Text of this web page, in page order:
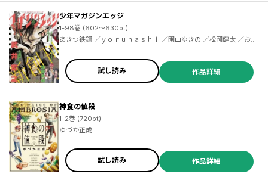
小野大輔 ／近藤孝行 ／松葉サトル ／Ｓｏｕｎｄ Ｈｏｒｉｚｏｎ ／ゆづか正成 ／ＯＮＥ ／ｂｏｓｅ ／山田ヒツジ ／武本糸会 ／冬葉つがる ／友麻碧 ／泉乃せん ／Ｌａｒｕｈａ ／柚子れもん ／かじか航 ／春の日びより ／緒崎カホ ／山いも三太郎 ／やしろ学 ／ＡＴＬＵＳ ／梶島正樹 ／仲里はるな ／日下一郎 ／小雨大豆 ／武井１０日 ／凪庵 ／ＣＵＴＥＧ ／青柳碧人 ／モトエ恵介 ／吉富昭仁 ／上橋菜穂子 ／杉井光 ／ＹＵＩ ／ぽんかん８ ／尾玉なみえ ／ジコウリュウ ／福田泰宏 ／SNK ／明地雫 ／田中ほさな ／関根光太郎
少年マガジンエッジ
1-98巻 (602～630pt)
あきつ鉄鋼 ／ｙｏｒｕｈａｓｈｉ ／園山ゆきの ／松岡健太 ／おしおしお ／EVIL LINE RECORDS ／ｃａｌａｍａｒｉｕｍ ／百瀬祐一郎 ／尚月地 ／若月ジュン ／京極夏彦 ／志水アキ ／トルトネン ／創－ｔａｒｏ ／斎藤八呑 ／鈴木二三江 ／乃々木じぐ ／歩く魚 ／いがやん ／永瀬ようすけ ／ｍｉｉ．ｍ ／川崎順平 ／多喜れい ／けんたうろす ／寺井赤音 ／樋口彰彦 ／小村あゆみ ／武井宏之 ／虎走かける ／田中文 ／ｓｉｇａｍａ ／TOもえ ／田中現兎 ／鴉月ルイ ／名尾生博 ／Ｒ／０、ＭＯＶＩＣ ／阿部花次郎 ／猫又ぬこ ／ひな姫 ／へいろー
試し読み 作品詳細
神食の値段
1-2巻 (720pt)
ゆづか正成
試し読み 作品詳細